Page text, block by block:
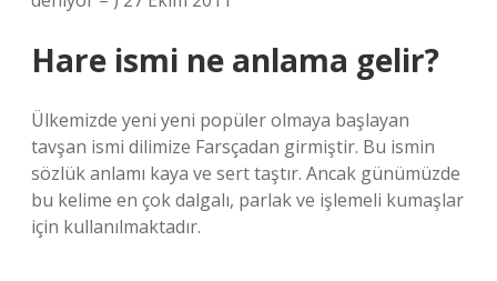
Hare ismi ne anlama gelir?
Ülkemizde yeni yeni popüler olmaya başlayan
tavşan ismi dilimize Farsçadan girmiştir. Bu ismin
sözlük anlamı kaya ve sert taştır. Ancak günümüzde
bu kelime en çok dalgalı, parlak ve işlemeli kumaşlar
için kullanılmaktadır.